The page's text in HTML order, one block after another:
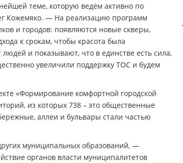
теме, которую ведём активно по
Кожемяко. — На реализацию программ
и городов: появляются новые скверы,
к срокам, чтобы красота была
и показывают, что в единстве есть сила,
увеличили поддержку ТОС и будем
«Формирование комфортной городской
из которых 738 – это общественные
аллеи и бульвары стали частью
муниципальных образований, —
органов власти муниципалитетов